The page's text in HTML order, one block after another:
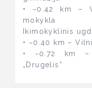
• ~0.42 km –
mokykla
Ikimokyklinis
• ~0.40 km –
• ~0.72 km –
„Drugelis”